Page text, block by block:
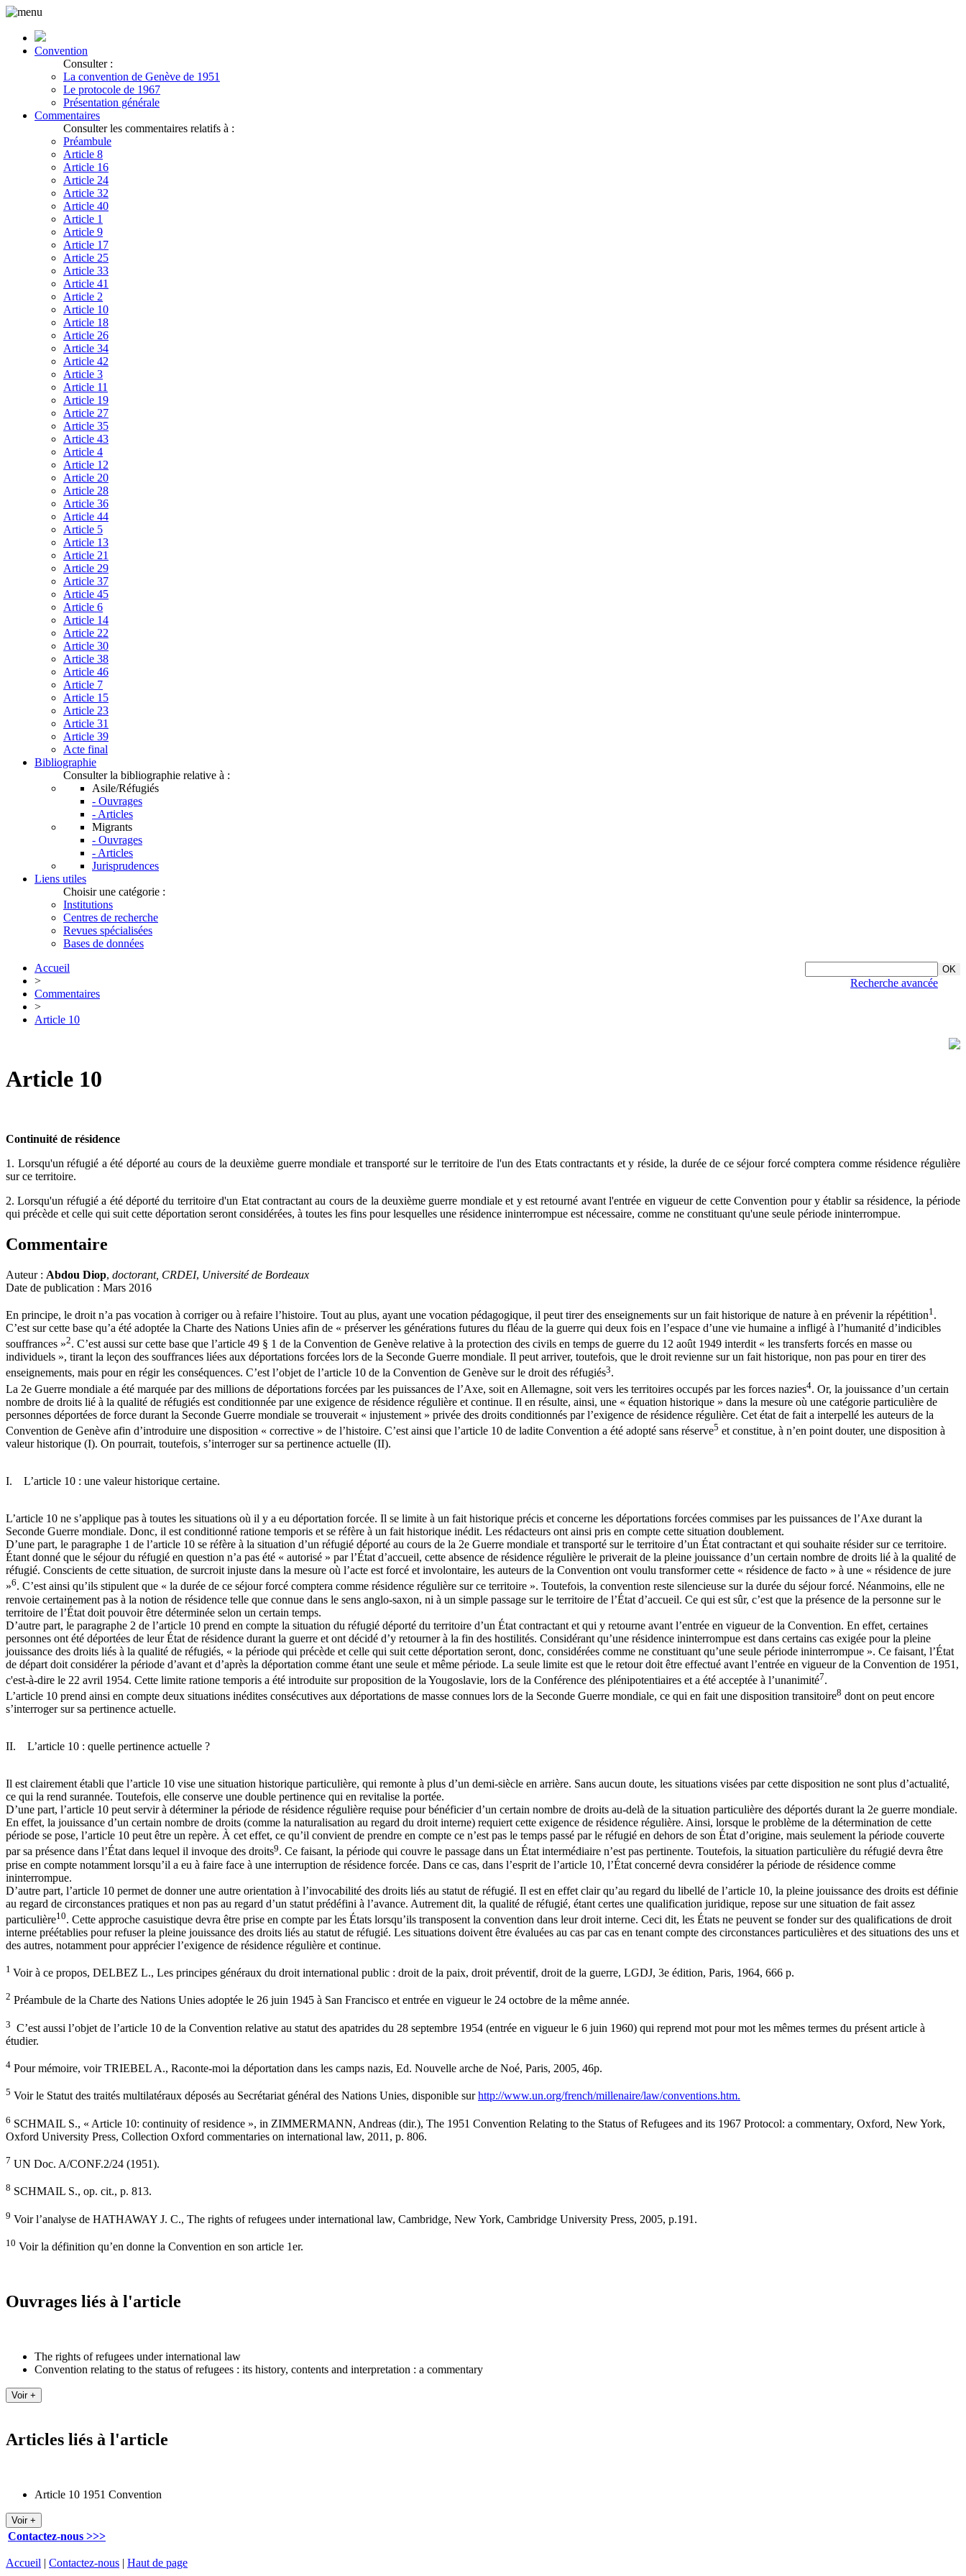
Convention
Consulter :
La convention de Genève de 1951
Le protocole de 1967
Présentation générale
Commentaires
Consulter les commentaires relatifs à :
Préambule
Article 8
Article 16
Article 24
Article 32
Article 40
Article 1
Article 9
Article 17
Article 25
Article 33
Article 41
Article 2
Article 10
Article 18
Article 26
Article 34
Article 42
Article 3
Article 11
Article 19
Article 27
Article 35
Article 43
Article 4
Article 12
Article 20
Article 28
Article 36
Article 44
Article 5
Article 13
Article 21
Article 29
Article 37
Article 45
Article 6
Article 14
Article 22
Article 30
Article 38
Article 46
Article 7
Article 15
Article 23
Article 31
Article 39
Acte final
Bibliographie
Consulter la bibliographie relative à :
Asile/Réfugiés
- Ouvrages
- Articles
Migrants
- Ouvrages
- Articles
Jurisprudences
Liens utiles
Choisir une catégorie :
Institutions
Centres de recherche
Revues spécialisées
Bases de données
Recherche avancée
Accueil
>
Commentaires
>
Article 10
Article 10
Continuité de résidence
1. Lorsqu'un réfugié a été déporté au cours de la deuxième guerre mondiale et transporté sur le territoire de l'un des Etats contractants et y réside, la durée de ce séjour forcé comptera comme résidence régulière
sur ce territoire.
2. Lorsqu'un réfugié a été déporté du territoire d'un Etat contractant au cours de la deuxième guerre mondiale et y est retourné avant l'entrée en vigueur de cette Convention pour y établir sa résidence, la période
qui précède et celle qui suit cette déportation seront considérées, à toutes les fins pour lesquelles une résidence ininterrompue est nécessaire, comme ne constituant qu'une seule période ininterrompue.
Commentaire
Auteur : Abdou Diop, doctorant, CRDEI, Université de Bordeaux
Date de publication : Mars 2016
En principe, le droit n’a pas vocation à corriger ou à refaire l’histoire. Tout au plus, ayant une vocation pédagogique, il peut tirer des enseignements sur un fait historique de nature à en prévenir la répétition1 .
C’est sur cette base qu’a été adoptée la Charte des Nations Unies afin de « préserver les générations futures du fléau de la guerre qui deux fois en l’espace d’une vie humaine a infligé à l’humanité d’indicibles
souffrances »2. C’est aussi sur cette base que l’article 49 § 1 de la Convention de Genève relative à la protection des civils en temps de guerre du 12 août 1949 interdit « les transferts forcés en masse ou
individuels », tirant la leçon des souffrances liées aux déportations forcées lors de la Seconde Guerre mondiale. Il peut arriver, toutefois, que le droit revienne sur un fait historique, non pas pour en tirer des
enseignements, mais pour en régir les conséquences. C’est l’objet de l’article 10 de la Convention de Genève sur le droit des réfugiés3.
La 2e Guerre mondiale a été marquée par des millions de déportations forcées par les puissances de l’Axe, soit en Allemagne, soit vers les territoires occupés par les forces nazies4. Or, la jouissance d’un certain
nombre de droits lié à la qualité de réfugiés est conditionnée par une exigence de résidence régulière et continue. Il en résulte, ainsi, une « équation historique » dans la mesure où une catégorie particulière de
personnes déportées de force durant la Seconde Guerre mondiale se trouverait « injustement » privée des droits conditionnés par l’exigence de résidence régulière. Cet état de fait a interpellé les auteurs de la
Convention de Genève afin d’introduire une disposition « corrective » de l’histoire. C’est ainsi que l’article 10 de ladite Convention a été adopté sans réserve5 et constitue, à n’en point douter, une disposition à
valeur historique (I). On pourrait, toutefois, s’interroger sur sa pertinence actuelle (II).
I. L’article 10 : une valeur historique certaine.
L’article 10 ne s’applique pas à toutes les situations où il y a eu déportation forcée. Il se limite à un fait historique précis et concerne les déportations forcées commises par les puissances de l’Axe durant la
Seconde Guerre mondiale. Donc, il est conditionné ratione temporis et se réfère à un fait historique inédit. Les rédacteurs ont ainsi pris en compte cette situation doublement.
D’une part, le paragraphe 1 de l’article 10 se réfère à la situation d’un réfugié déporté au cours de la 2e Guerre mondiale et transporté sur le territoire d’un État contractant et qui souhaite résider sur ce territoire.
Étant donné que le séjour du réfugié en question n’a pas été « autorisé » par l’État d’accueil, cette absence de résidence régulière le priverait de la pleine jouissance d’un certain nombre de droits lié à la qualité de
réfugié. Conscients de cette situation, de surcroit injuste dans la mesure où l’acte est forcé et involontaire, les auteurs de la Convention ont voulu transformer cette « résidence de facto » à une « résidence de jure
»6. C’est ainsi qu’ils stipulent que « la durée de ce séjour forcé comptera comme résidence régulière sur ce territoire ». Toutefois, la convention reste silencieuse sur la durée du séjour forcé. Néanmoins, elle ne
renvoie certainement pas à la notion de résidence telle que connue dans le sens anglo-saxon, ni à un simple passage sur le territoire de l’État d’accueil. Ce qui est sûr, c’est que la présence de la personne sur le
territoire de l’État doit pouvoir être déterminée selon un certain temps.
D’autre part, le paragraphe 2 de l’article 10 prend en compte la situation du réfugié déporté du territoire d’un État contractant et qui y retourne avant l’entrée en vigueur de la Convention. En effet, certaines
personnes ont été déportées de leur État de résidence durant la guerre et ont décidé d’y retourner à la fin des hostilités. Considérant qu’une résidence ininterrompue est dans certains cas exigée pour la pleine
jouissance des droits liés à la qualité de réfugiés, « la période qui précède et celle qui suit cette déportation seront, donc, considérées comme ne constituant qu’une seule période ininterrompue ». Ce faisant, l’État
de départ doit considérer la période d’avant et d’après la déportation comme étant une seule et même période. La seule limite est que le retour doit être effectué avant l’entrée en vigueur de la Convention de 1951,
c'est-à-dire le 22 avril 1954. Cette limite ratione temporis a été introduite sur proposition de la Yougoslavie, lors de la Conférence des plénipotentiaires et a été acceptée à l’unanimité7.
L’article 10 prend ainsi en compte deux situations inédites consécutives aux déportations de masse connues lors de la Seconde Guerre mondiale, ce qui en fait une disposition transitoire8 dont on peut encore
s’interroger sur sa pertinence actuelle.
II. L’article 10 : quelle pertinence actuelle ?
Il est clairement établi que l’article 10 vise une situation historique particulière, qui remonte à plus d’un demi-siècle en arrière. Sans aucun doute, les situations visées par cette disposition ne sont plus d’actualité,
ce qui la rend surannée. Toutefois, elle conserve une double pertinence qui en revitalise la portée.
D’une part, l’article 10 peut servir à déterminer la période de résidence régulière requise pour bénéficier d’un certain nombre de droits au-delà de la situation particulière des déportés durant la 2e guerre mondiale.
En effet, la jouissance d’un certain nombre de droits (comme la naturalisation au regard du droit interne) requiert cette exigence de résidence régulière. Ainsi, lorsque le problème de la détermination de cette
période se pose, l’article 10 peut être un repère. À cet effet, ce qu’il convient de prendre en compte ce n’est pas le temps passé par le réfugié en dehors de son État d’origine, mais seulement la période couverte
par sa présence dans l’État dans lequel il invoque des droits9. Ce faisant, la période qui couvre le passage dans un État intermédiaire n’est pas pertinente. Toutefois, la situation particulière du réfugié devra être
prise en compte notamment lorsqu’il a eu à faire face à une interruption de résidence forcée. Dans ce cas, dans l’esprit de l’article 10, l’État concerné devra considérer la période de résidence comme
ininterrompue.
D’autre part, l’article 10 permet de donner une autre orientation à l’invocabilité des droits liés au statut de réfugié. Il est en effet clair qu’au regard du libellé de l’article 10, la pleine jouissance des droits est définie
au regard de circonstances pratiques et non pas au regard d’un statut prédéfini à l’avance. Autrement dit, la qualité de réfugié, étant certes une qualification juridique, repose sur une situation de fait assez
particulière10. Cette approche casuistique devra être prise en compte par les États lorsqu’ils transposent la convention dans leur droit interne. Ceci dit, les États ne peuvent se fonder sur des qualifications de droit
interne préétablies pour refuser la pleine jouissance des droits liés au statut de réfugié. Les situations doivent être évaluées au cas par cas en tenant compte des circonstances particulières et des situations des uns et
des autres, notamment pour apprécier l’exigence de résidence régulière et continue.
1 Voir à ce propos, DELBEZ L., Les principes généraux du droit international public : droit de la paix, droit préventif, droit de la guerre, LGDJ, 3e édition, Paris, 1964, 666 p.
2 Préambule de la Charte des Nations Unies adoptée le 26 juin 1945 à San Francisco et entrée en vigueur le 24 octobre de la même année.
3 C’est aussi l’objet de l’article 10 de la Convention relative au statut des apatrides du 28 septembre 1954 (entrée en vigueur le 6 juin 1960) qui reprend mot pour mot les mêmes termes du présent article à
étudier.
4 Pour mémoire, voir TRIEBEL A., Raconte-moi la déportation dans les camps nazis, Ed. Nouvelle arche de Noé, Paris, 2005, 46p.
5 Voir le Statut des traités multilatéraux déposés au Secrétariat général des Nations Unies, disponible surhttp://www.un.org/french/millenaire/law/conventions.htm.
6 SCHMAIL S., « Article 10: continuity of residence », in ZIMMERMANN, Andreas (dir.), The 1951 Convention Relating to the Status of Refugees and its 1967 Protocol: a commentary, Oxford, New York,
Oxford University Press, Collection Oxford commentaries on international law, 2011, p. 806.
7 UN Doc. A/CONF.2/24 (1951).
8 SCHMAIL S., op. cit., p. 813.
9 Voir l’analyse de HATHAWAY J. C., The rights of refugees under international law, Cambridge, New York, Cambridge University Press, 2005, p.191.
10 Voir la définition qu’en donne la Convention en son article 1er.
Ouvrages liés à l'article
The rights of refugees under international law
Convention relating to the status of refugees : its history, contents and interpretation : a commentary
Articles liés à l'article
Article 10 1951 Convention
Contactez-nous >>>
Accueil | Contactez-nous | Haut de page